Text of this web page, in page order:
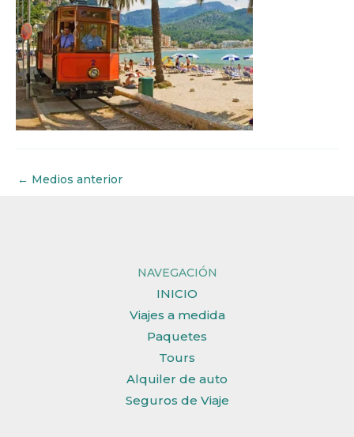
← Medios anterior
NAVEGACIÓN
INICIO
Viajes a medida
Paquetes
Tours
Alquiler de auto
Seguros de Viaje